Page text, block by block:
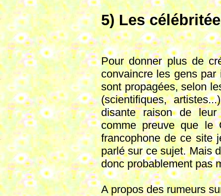
5) Les
Pour donner plus de
convaincre les gens par
sont propagées, selon
(scientifiques,
disante raison de leur
comme preuve que le
francophone de ce site
parlé sur ce sujet. Mais
donc probablement pas
A propos des rumeurs